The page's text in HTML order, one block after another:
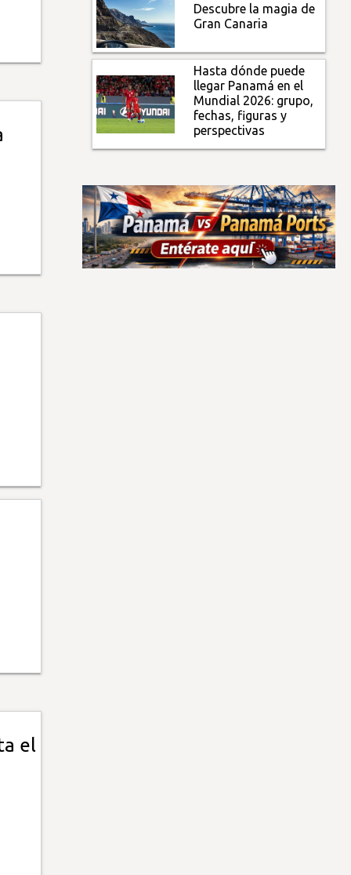
el
Descubre la magia de
Gran Canaria
Hasta dónde puede
llegar Panamá en el
Mundial 2026: grupo,
fechas, figuras y
perspectivas